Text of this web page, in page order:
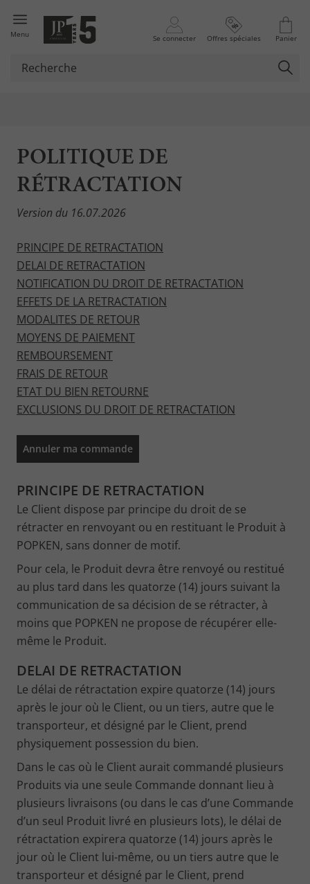
Menu Se connecter Offres spéciales Panier
POLITIQUE DE
RÉTRACTATION
Version du 16.07.2026
PRINCIPE DE RETRACTATION
DELAI DE RETRACTATION
NOTIFICATION DU DROIT DE RETRACTATION
EFFETS DE LA RETRACTATION
MODALITES DE RETOUR
MOYENS DE PAIEMENT
REMBOURSEMENT
FRAIS DE RETOUR
ETAT DU BIEN RETOURNE
EXCLUSIONS DU DROIT DE RETRACTATION
Annuler ma commande
PRINCIPE DE RETRACTATION
Le Client dispose par principe du droit de se
rétracter en renvoyant ou en restituant le Produit à
POPKEN, sans donner de motif.
Pour cela, le Produit devra être renvoyé ou restitué
au plus tard dans les quatorze (14) jours suivant la
communication de sa décision de se rétracter, à
moins que POPKEN ne propose de récupérer elle-
même le Produit.
DELAI DE RETRACTATION
Le délai de rétractation expire quatorze (14) jours
après le jour où le Client, ou un tiers, autre que le
transporteur, et désigné par le Client, prend
physiquement possession du bien.
Dans le cas où le Client aurait commandé plusieurs
Produits via une seule Commande donnant lieu à
plusieurs livraisons (ou dans le cas d’une Commande
d’un seul Produit livré en plusieurs lots), le délai de
rétractation expirera quatorze (14) jours après le
jour où le Client lui-même, ou un tiers autre que le
transporteur et désigné par le Client, prend